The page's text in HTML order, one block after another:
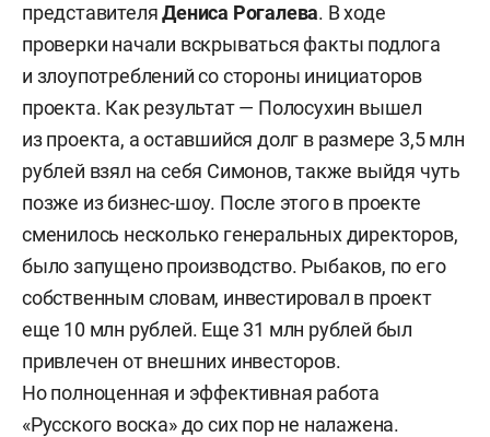
представителяДениса Рогалева. В ходе
проверки начали вскрываться факты подлога
и злоупотреблений со стороны инициаторов
проекта. Как результат — Полосухин вышел
из проекта, а оставшийся долг в размере 3,5 млн
рублей взял на себя Симонов, также выйдя чуть
позже из бизнес-шоу. После этого в проекте
сменилось несколько генеральных директоров,
было запущено производство. Рыбаков, по его
собственным словам, инвестировал в проект
еще 10 млн рублей. Еще 31 млн рублей был
привлечен от внешних инвесторов.
Но полноценная и эффективная работа
«Русского воска» до сих пор не налажена.